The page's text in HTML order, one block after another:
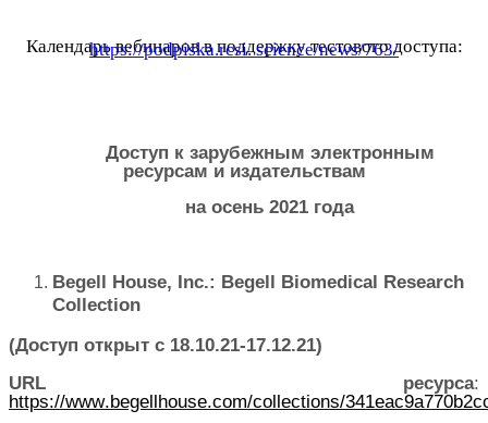
Календарь вебинаров в поддержку тестового доступа:
https://podpiska.rcsi. science/news/763/
Доступ к зарубежным электронным
ресурсам и издательствам
на осень 2021 года
Begell House, Inc.: Begell Biomedical Research
Collection
(Доступ открыт с 18.10.21-17.12.21)
URL ресурса:
https://www.begellhouse.com/collections/341eac9a770b2